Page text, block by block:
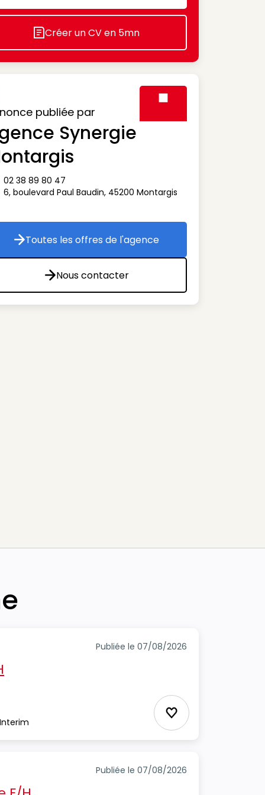
Icon decorative
Créer un CV en 5mn
publiée par
Synergie
téléphone
02 38 89 80 47
adresse
6, boulevard Paul Baudin, 45200 Montargis
Toutes les offres de l'agence
Toutes les offres de l'agence
Nous contacter
Nous contacter
Publiée le 07/08/2026
Interim Ajouter aux
Publiée le 07/08/2026